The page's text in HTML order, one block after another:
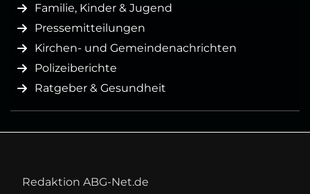
Familie, Kinder & Jugend
Pressemitteilungen
Kirchen- und Gemeindenachrichten
Polizeiberichte
Ratgeber & Gesundheit
Redaktion ABG-Net.de